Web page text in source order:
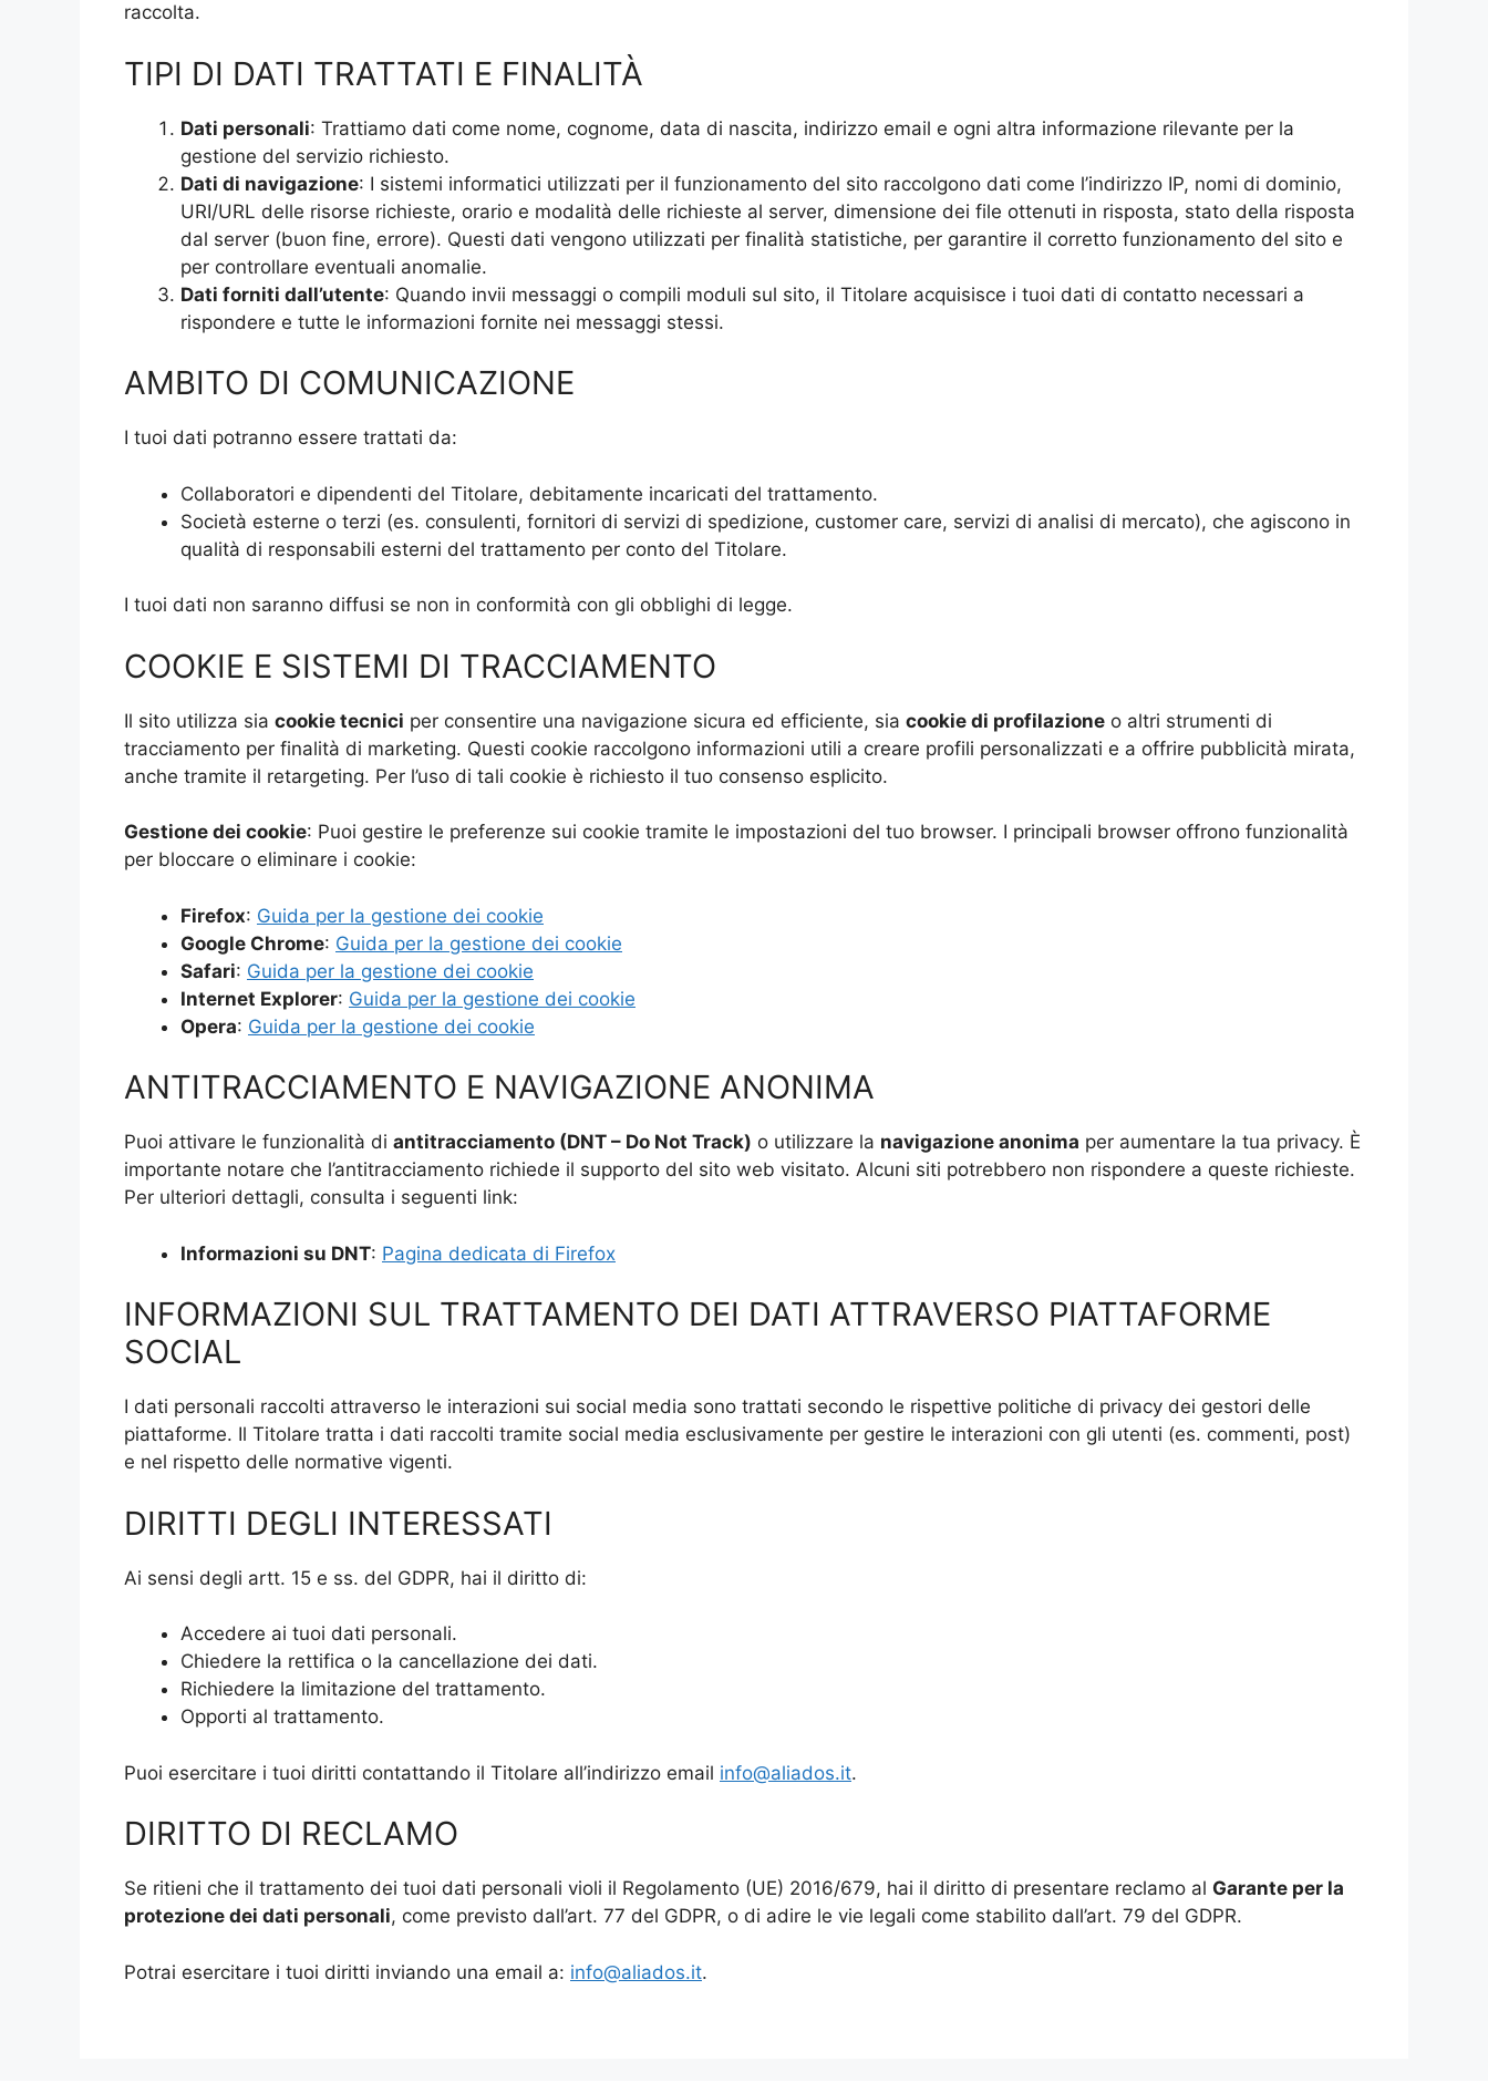
raccolta.
TIPI DI DATI TRATTATI E FINALITÀ
Dati personali: Trattiamo dati come nome, cognome, data di nascita, indirizzo email e ogni altra informazione rilevante per la
gestione del servizio richiesto.
Dati di navigazione: I sistemi informatici utilizzati per il funzionamento del sito raccolgono dati come l’indirizzo IP, nomi di dominio,
URI/URL delle risorse richieste, orario e modalità delle richieste al server, dimensione dei file ottenuti in risposta, stato della risposta
dal server (buon fine, errore). Questi dati vengono utilizzati per finalità statistiche, per garantire il corretto funzionamento del sito e
per controllare eventuali anomalie.
Dati forniti dall’utente: Quando invii messaggi o compili moduli sul sito, il Titolare acquisisce i tuoi dati di contatto necessari a
rispondere e tutte le informazioni fornite nei messaggi stessi.
AMBITO DI COMUNICAZIONE
I tuoi dati potranno essere trattati da:
Collaboratori e dipendenti del Titolare, debitamente incaricati del trattamento.
Società esterne o terzi (es. consulenti, fornitori di servizi di spedizione, customer care, servizi di analisi di mercato), che agiscono in
qualità di responsabili esterni del trattamento per conto del Titolare.
I tuoi dati non saranno diffusi se non in conformità con gli obblighi di legge.
COOKIE E SISTEMI DI TRACCIAMENTO
Il sito utilizza sia cookie tecnici per consentire una navigazione sicura ed efficiente, sia cookie di profilazione o altri strumenti di
tracciamento per finalità di marketing. Questi cookie raccolgono informazioni utili a creare profili personalizzati e a offrire pubblicità mirata,
anche tramite il retargeting. Per l’uso di tali cookie è richiesto il tuo consenso esplicito.
Gestione dei cookie: Puoi gestire le preferenze sui cookie tramite le impostazioni del tuo browser. I principali browser offrono funzionalità
per bloccare o eliminare i cookie:
Firefox: Guida per la gestione dei cookie
Google Chrome: Guida per la gestione dei cookie
Safari: Guida per la gestione dei cookie
Internet Explorer: Guida per la gestione dei cookie
Opera: Guida per la gestione dei cookie
ANTITRACCIAMENTO E NAVIGAZIONE ANONIMA
Puoi attivare le funzionalità di antitracciamento (DNT – Do Not Track) o utilizzare la navigazione anonima per aumentare la tua privacy. È
importante notare che l’antitracciamento richiede il supporto del sito web visitato. Alcuni siti potrebbero non rispondere a queste richieste.
Per ulteriori dettagli, consulta i seguenti link:
Informazioni su DNT: Pagina dedicata di Firefox
INFORMAZIONI SUL TRATTAMENTO DEI DATI ATTRAVERSO PIATTAFORME
SOCIAL
I dati personali raccolti attraverso le interazioni sui social media sono trattati secondo le rispettive politiche di privacy dei gestori delle
piattaforme. Il Titolare tratta i dati raccolti tramite social media esclusivamente per gestire le interazioni con gli utenti (es. commenti, post)
e nel rispetto delle normative vigenti.
DIRITTI DEGLI INTERESSATI
Ai sensi degli artt. 15 e ss. del GDPR, hai il diritto di:
Accedere ai tuoi dati personali.
Chiedere la rettifica o la cancellazione dei dati.
Richiedere la limitazione del trattamento.
Opporti al trattamento.
Puoi esercitare i tuoi diritti contattando il Titolare all’indirizzo email info@aliados.it.
DIRITTO DI RECLAMO
Se ritieni che il trattamento dei tuoi dati personali violi il Regolamento (UE) 2016/679, hai il diritto di presentare reclamo al Garante per la
protezione dei dati personali, come previsto dall’art. 77 del GDPR, o di adire le vie legali come stabilito dall’art. 79 del GDPR.
Potrai esercitare i tuoi diritti inviando una email a: info@aliados.it.